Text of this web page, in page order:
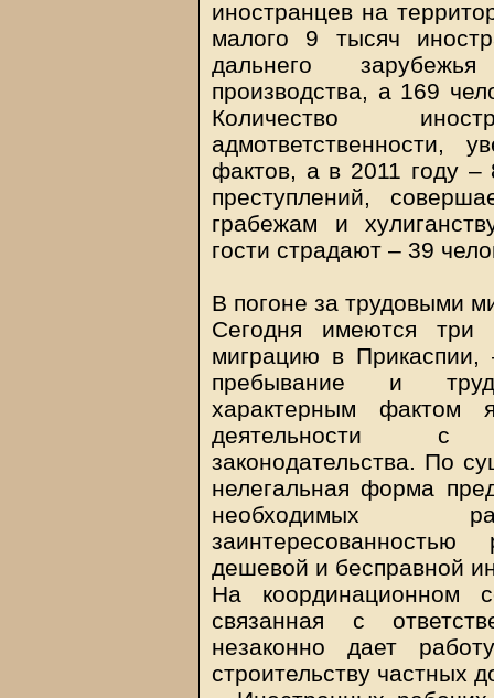
иностранцев на
малого 9 тысяч
дальнего
производства, а 169
Количество
адмответственности,
фактов, а в 2011 году
преступлений,
грабежам и
гости страдают – 39
В погоне за трудовыми
Сегодня имеются три
миграцию в Прикаспии,
пребывание и
характерным фактом
деятельности с
законодательства. По
нелегальная форма
необходимых
дешевой и бесправной
На координационном
связанная с
незаконно дает
строительству частных